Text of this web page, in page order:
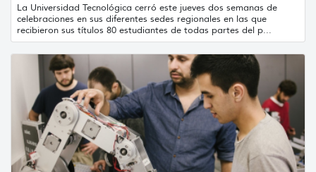
La Universidad Tecnológica cerró este jueves dos semanas de
celebraciones en sus diferentes sedes regionales en las que
recibieron sus títulos 80 estudiantes de todas partes del p...